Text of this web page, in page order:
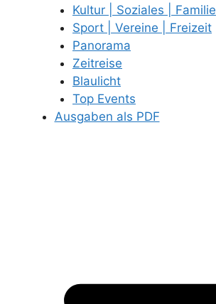
Kultur | Soziales | Familie
Sport | Vereine | Freizeit
Panorama
Zeitreise
Blaulicht
Top Events
Ausgaben als PDF